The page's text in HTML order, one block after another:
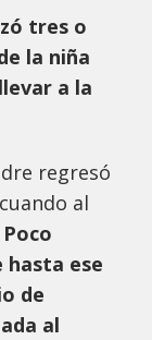
tres o
la niña
a la
regresó
al
Poco
hasta ese
de
al